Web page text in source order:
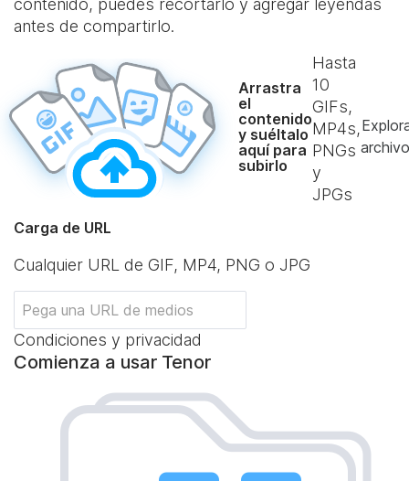
contenido, puedes recortarlo y agregar leyendas
antes de compartirlo.
Arrastra
el
contenido
y suéltalo
aquí para
subirlo
Hasta
10
GIFs,
MP4s,
PNGs
y
JPGs
Carga de URL
Cualquier URL de GIF, MP4, PNG o JPG
Condiciones y privacidad
Comienza a usar Tenor